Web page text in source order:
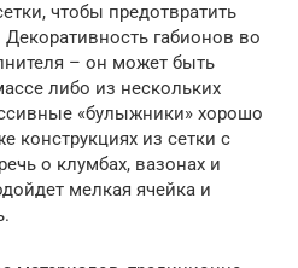
чтобы предотвратить
габионов во
– он может быть
либо из нескольких
«булыжники» хорошо
конструкциях из сетки с
о клумбах, вазонах и
мелкая ячейка и